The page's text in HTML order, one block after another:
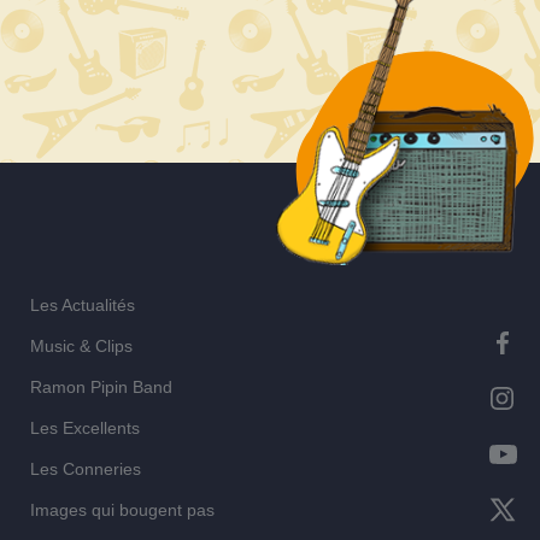
Les Actualités
Music & Clips
Ramon Pipin Band
Les Excellents
Les Conneries
Images qui bougent pas